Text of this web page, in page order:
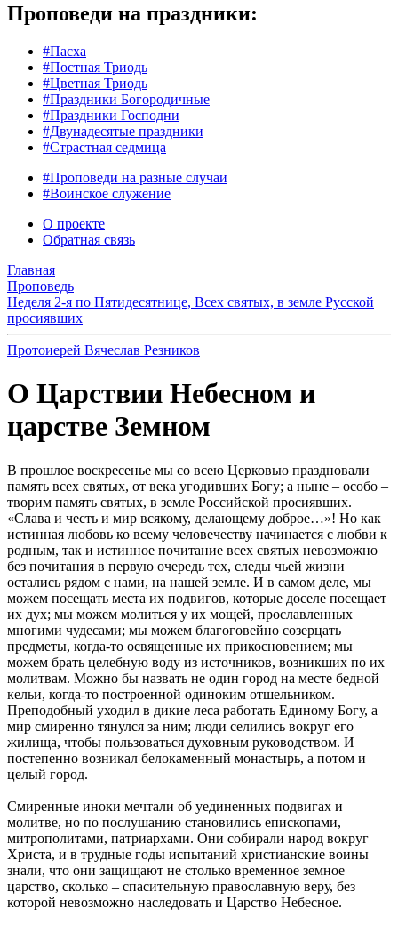
Проповеди на праздники:
#Пасха
#Постная Триодь
#Цветная Триодь
#Праздники Богородичные
#Праздники Господни
#Двунадесятые праздники
#Страстная седмица
#Проповеди на разные случаи
#Воинское служение
О проекте
Обратная связь
Главная
Проповедь
Неделя 2-я по Пятидесятнице, Всех святых, в земле Русской
просиявших
Протоиерей Вячеслав Резников
О Царствии Небесном и
царстве Земном
В прошлое воскресенье мы со всею Церковью праздновали
память всех святых, от века угодивших Богу; а ныне – особо –
творим память святых, в земле Российской просиявших.
«Слава и честь и мир всякому, делающему доброе…»! Но как
истинная любовь ко всему человечеству начинается с любви к
родным, так и истинное почитание всех святых невозможно
без почитания в первую очередь тех, следы чьей жизни
остались рядом с нами, на нашей земле. И в самом деле, мы
можем посещать места их подвигов, которые доселе посещает
их дух; мы можем молиться у их мощей, прославленных
многими чудесами; мы можем благоговейно созерцать
предметы, когда-то освященные их прикосновением; мы
можем брать целебную воду из источников, возникших по их
молитвам. Можно бы назвать не один город на месте бедной
кельи, когда-то построенной одиноким отшельником.
Преподобный уходил в дикие леса работать Единому Богу, а
мир смиренно тянулся за ним; люди селились вокруг его
жилища, чтобы пользоваться духовным руководством. И
постепенно возникал белокаменный монастырь, а потом и
целый город.
Смиренные иноки мечтали об уединенных подвигах и
молитве, но по послушанию становились епископами,
митрополитами, патриархами. Они собирали народ вокруг
Христа, и в трудные годы испытаний христианские воины
знали, что они защищают не столько временное земное
царство, сколько – спасительную православную веру, без
которой невозможно наследовать и Царство Небесное.